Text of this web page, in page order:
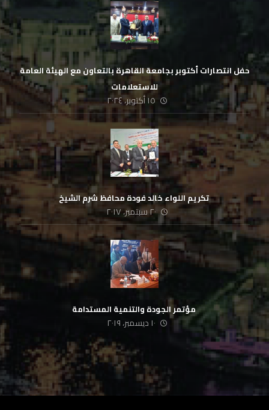
حفل انتصارات أكتوبر بجامعة القاهرة بالتعاون مع الهيئة العامة
للاستعلامات
١٥ أكتوبر، ٢٠٢٤
‏ تكريم اللواء خالد فودة محافظ شرم الشيخ
٢٠ سبتمبر، ٢٠١٧
‏ مؤتمر الجودة والتنمية المستدامة
١٠ ديسمبر، ٢٠١٩